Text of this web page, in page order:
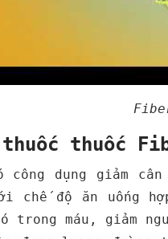
thuốc
công dụng giảm
chế độ ăn uống
trong máu, giảm